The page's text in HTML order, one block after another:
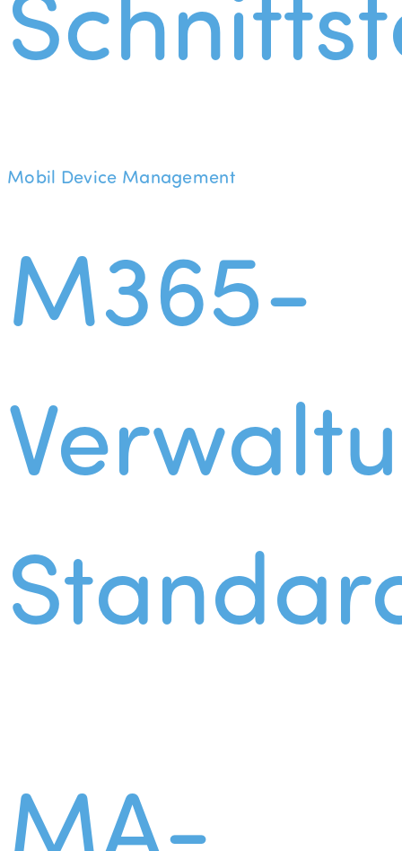
Mobil Device Management
M365-
MA-